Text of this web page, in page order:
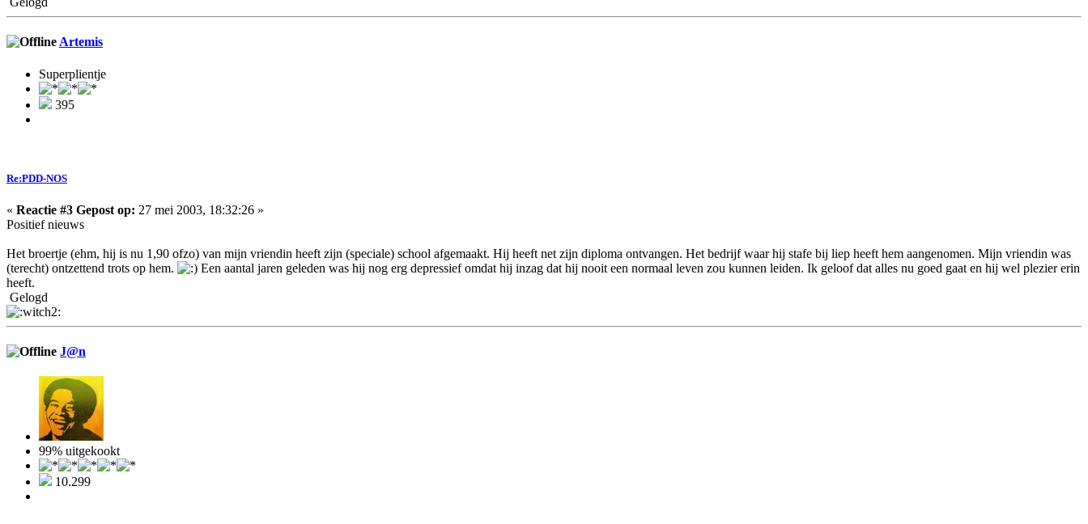
Artemis
Superplientje
395
Re:PDD-NOS
« Reactie #3 Gepost op: 27 mei 2003, 18:32:26 »
Positief nieuws
Het broertje (ehm, hij is nu 1,90 ofzo) van mijn vriendin heeft zijn (speciale) school afgemaakt. Hij heeft net zijn diploma ontvangen. Het bedrijf waar hij stafe bij liep heeft hem aangenomen. Mijn vriendin was
(terecht) ontzettend trots op hem.
Een aantal jaren geleden was hij nog erg depressief omdat hij inzag dat hij nooit een normaal leven zou kunnen leiden. Ik geloof dat alles nu goed gaat en hij wel plezier erin
heeft.
Gelogd
J@n
99% uitgekookt
10.299